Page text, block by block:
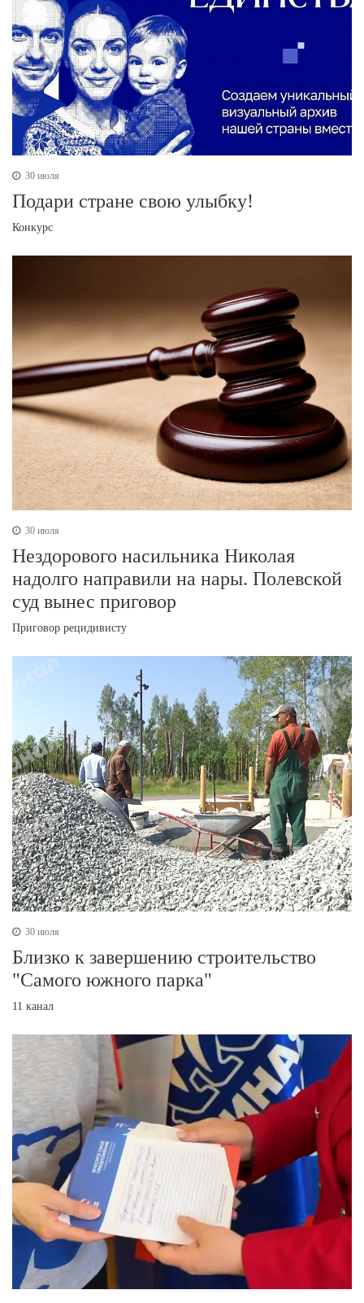
30 июля
Подари стране свою улыбку!
Конкурс
30 июля
Нездорового насильника Николая
надолго направили на нары. Полевской
суд вынес приговор
Приговор рецидивисту
30 июля
Близко к завершению строительство
"Самого южного парка"
11 канал